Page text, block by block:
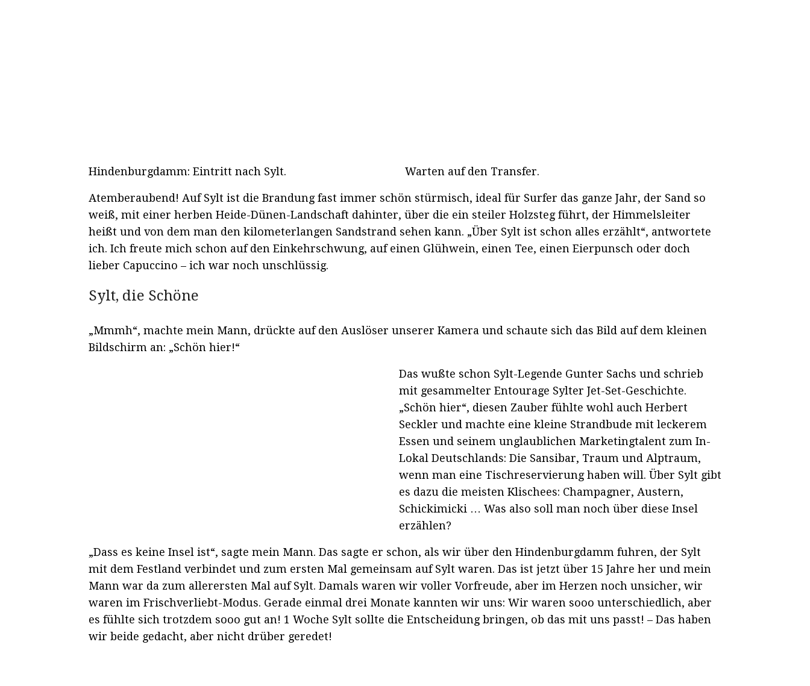
Hindenburgdamm: Eintritt nach Sylt. Warten auf den Transfer.
Atemberaubend! Auf Sylt ist die Brandung fast immer schön stürmisch, ideal für Surfer das ganze Jahr, der Sand so
weiß, mit einer herben Heide-Dünen-Landschaft dahinter, über die ein steiler Holzsteg führt, der Himmelsleiter
heißt und von dem man den kilometerlangen Sandstrand sehen kann. „Über Sylt ist schon alles erzählt“, antwortete
ich. Ich freute mich schon auf den Einkehrschwung, auf einen Glühwein, einen Tee, einen Eierpunsch oder doch
lieber Capuccino – ich war noch unschlüssig.
Sylt, die Schöne
„Mmmh“, machte mein Mann, drückte auf den Auslöser unserer Kamera und schaute sich das Bild auf dem kleinen
Bildschirm an: „Schön hier!“
Das wußte schon Sylt-Legende Gunter Sachs und schrieb
mit gesammelter Entourage Sylter Jet-Set-Geschichte.
„Schön hier“, diesen Zauber fühlte wohl auch Herbert
Seckler und machte eine kleine Strandbude mit leckerem
Essen und seinem unglaublichen Marketingtalent zum In-
Lokal Deutschlands: Die Sansibar, Traum und Alptraum,
wenn man eine Tischreservierung haben will. Über Sylt gibt
es dazu die meisten Klischees: Champagner, Austern,
Schickimicki … Was also soll man noch über diese Insel
erzählen?
„Dass es keine Insel ist“, sagte mein Mann. Das sagte er schon, als wir über den Hindenburgdamm fuhren, der Sylt
mit dem Festland verbindet und zum ersten Mal gemeinsam auf Sylt waren. Das ist jetzt über 15 Jahre her und mein
Mann war da zum allerersten Mal auf Sylt. Damals waren wir voller Vorfreude, aber im Herzen noch unsicher, wir
waren im Frischverliebt-Modus. Gerade einmal drei Monate kannten wir uns: Wir waren sooo unterschiedlich, aber
es fühlte sich trotzdem sooo gut an! 1 Woche Sylt sollte die Entscheidung bringen, ob das mit uns passt! – Das haben
wir beide gedacht, aber nicht drüber geredet!